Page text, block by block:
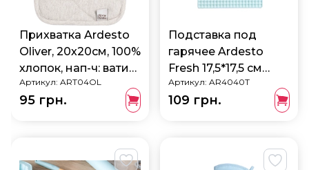
Прихватка Ardesto
Oliver, 20х20см, 100%
хлопок, нап-ч: ватин,
серый светлый
ART04OL
Артикул: ART04OL
95 грн.
Подставка под
гарячее Ardesto
Fresh 17,5*17,5 см
AR4040T
Артикул: AR4040T
109 грн.